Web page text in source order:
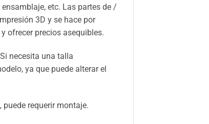
etc. Las partes de /
3D y se hace por
ofrecer precios asequibles.
necesita una talla
ya que puede alterar el
requerir montaje.